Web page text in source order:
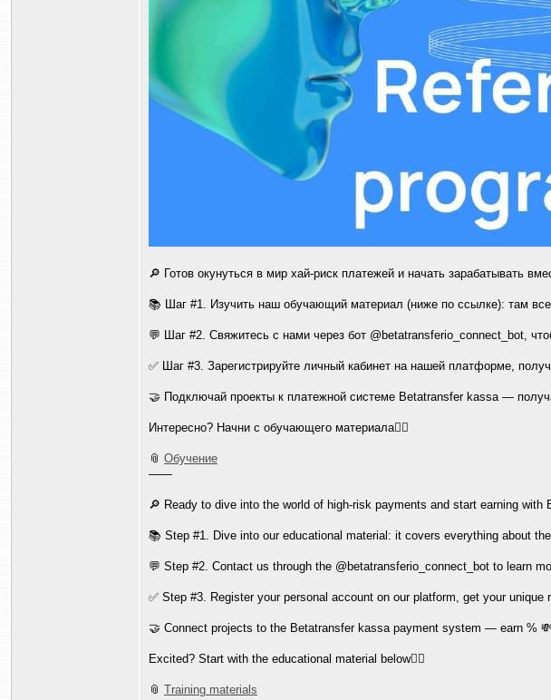
🔎 Готов окунуться в мир хай-риск платежей и начать зарабатывать
📚 Шаг #1. Изучить наш обучающий материал (ниже по ссылке): там
💬 Шаг #2. Свяжитесь с нами через бот @betatransferio_connect_bot,
✅ Шаг #3. Зарегистрируйте личный кабинет на нашей платформе,
🤝 Подключай проекты к платежной системе Betatransfer kassa —
Интересно? Начни с обучающего материала👇🏻
📎 Обучение
——
🔎 Ready to dive into the world of high-risk payments and start earning with
📚 Step #1. Dive into our educational material: it covers everything about
💬 Step #2. Contact us through the @betatransferio_connect_bot to learn
✅ Step #3. Register your personal account on our platform, get your unique
🤝 Connect projects to the Betatransfer kassa payment system — earn %
Excited? Start with the educational material below👇🏻
📎 Training materials